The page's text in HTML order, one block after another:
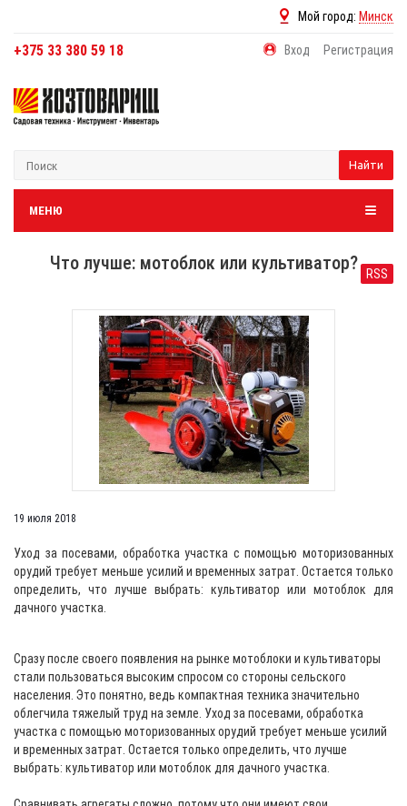
Мой город: Минск
+375 33 380 59 18 Вход Регистрация
Найти
МЕНЮ
Что лучше: мотоблок или культиватор? RSS
19 июля 2018
Уход за посевами, обработка участка с помощью моторизованных
орудий требует меньше усилий и временных затрат. Остается только
определить, что лучше выбрать: культиватор или мотоблок для
дачного участка.
Сразу после своего появления на рынке мотоблоки и культиваторы
стали пользоваться высоким спросом со стороны сельского
населения. Это понятно, ведь компактная техника значительно
облегчила тяжелый труд на земле. Уход за посевами, обработка
участка с помощью моторизованных орудий требует меньше усилий
и временных затрат. Остается только определить, что лучше
выбрать: культиватор или мотоблок для дачного участка.